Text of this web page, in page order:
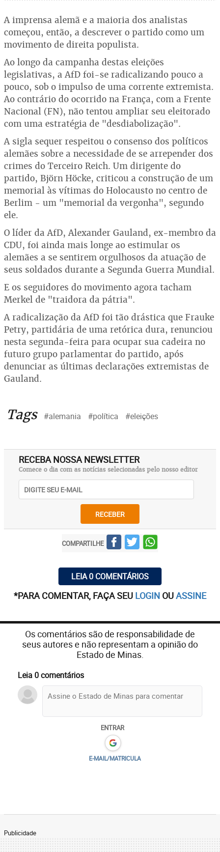
A imprensa alemã e a maioria dos analistas
começou, então, a descrever o partido como um
movimento de direita populista.
Ao longo da campanha destas eleições
legislativas, a AfD foi-se radicalizando pouco a
pouco, sob o impulso de uma corrente extremista.
Ao contrário do ocorrido na França, com a Frente
Nacional (FN), não tentou ampliar seu eleitorado
com uma estratégia de "desdiabolização".
A sigla sequer respeitou o consenso dos políticos
alemães sobre a necessidade de se arrepender dos
crimes do Terceiro Reich. Um dirigente do
partido, Björn Höcke, criticou a construção de um
memorial às vítimas do Holocausto no centro de
Berlim - um "memorial da vergonha", segundo
ele.
O líder da AfD, Alexander Gauland, ex-membro da
CDU, foi ainda mais longe ao estimular os
alemães a se sentirem orgulhosos da atuação de
seus soldados durante a Segunda Guerra Mundial.
E os seguidores do movimento agora tacham
Merkel de "traidora da pátria".
A radicalização da AfD foi tão drástica que Frauke
Petry, partidária de uma retórica dura, renunciou
nesta segunda-feira para ocupar sua cadeira no
futuro grupo parlamentar do partido, após
denunciar as últimas declarações extremistas de
Gauland.
Tags #alemania #política #eleições
RECEBA NOSSA NEWSLETTER
Comece o dia com as notícias selecionadas pelo nosso editor
RECEBER
COMPARTILHE
LEIA 0 COMENTÁRIOS
*PARA COMENTAR, FAÇA SEU LOGIN OUASSINE
Os comentários são de responsabilidade de
seus autores e não representam a opinião do
Estado de Minas.
Leia 0 comentários
ENTRAR
E-MAIL/MATRICULA
Publicidade